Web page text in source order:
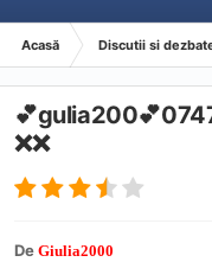
Acasă Discutii si
❌❌
De Giulia2000